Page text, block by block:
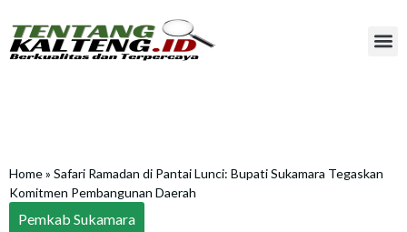
Home» Safari Ramadan di Pantai Lunci: Bupati Sukamara Tegaskan
Komitmen Pembangunan Daerah
Pemkab Sukamara